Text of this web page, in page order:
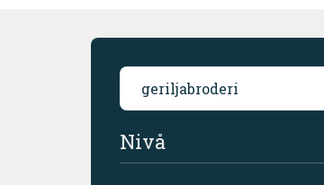
Søkeresultater
Søk i ressursbasen
Nivå